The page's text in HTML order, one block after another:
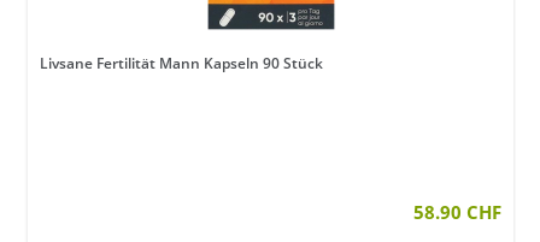
Livsane Fertilität Mann Kapseln 90 Stück
58.90 CHF